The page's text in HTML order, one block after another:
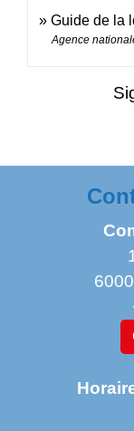
Guide de la
Agence